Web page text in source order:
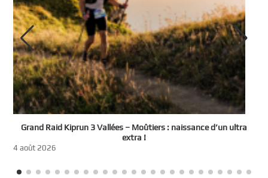
Grand Raid Kiprun 3 Vallées – Moûtiers : naissance d’un ultra
extra !
4 août 2026